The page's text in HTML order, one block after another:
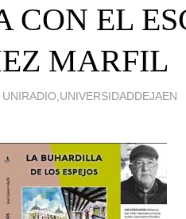
CON EL
MARFIL
UNIRADIO,UNIVERSIDADDEJAEN